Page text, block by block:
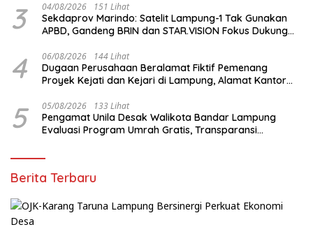
3 04/08/2026 151 Lihat
Sekdaprov Marindo: Satelit Lampung-1 Tak Gunakan
APBD, Gandeng BRIN dan STAR.VISION Fokus Dukung
4 06/08/2026 144 Lihat
Dugaan Perusahaan Beralamat Fiktif Pemenang
Proyek Kejati dan Kejari di Lampung, Alamat Kantor
PKPCK Disorot
5 05/08/2026 133 Lihat
Pengamat Unila Desak Walikota Bandar Lampung
Evaluasi Program Umrah Gratis, Transparansi
Berita Terbaru